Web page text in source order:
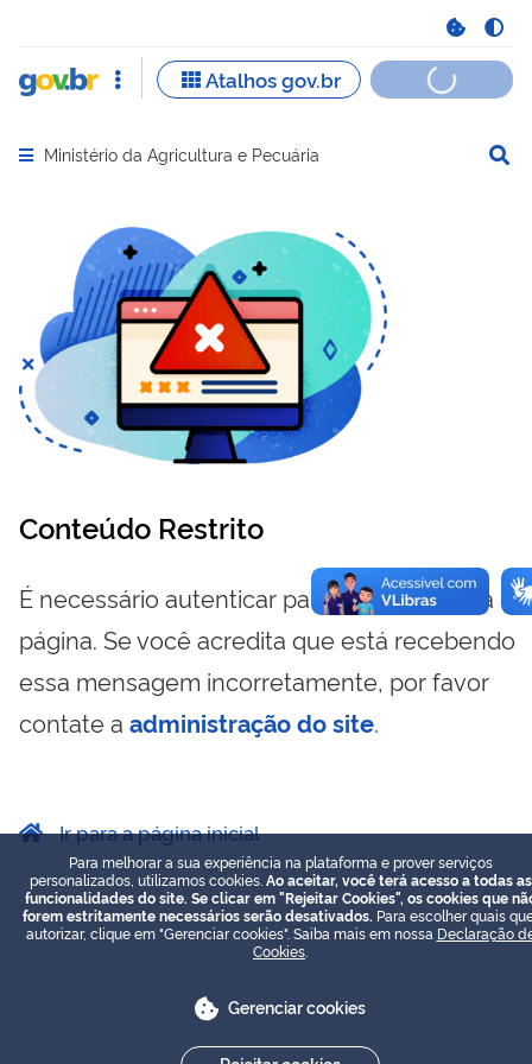
Abrir menu principal de navegação
Ministério da Agricultura e Pecuária
Conteúdo Restrito
É necessário autenticar para visualizar essa
página. Se você acredita que está recebendo
essa mensagem incorretamente, por favor
contate a administração do site.
Ir para a página inicial
Para melhorar a sua experiência na plataforma e prover serviços
personalizados, utilizamos cookies. Ao aceitar, você terá acesso a todas as
funcionalidades do site. Se clicar em "Rejeitar Cookies", os cookies que
forem estritamente necessários serão desativados. Para escolher quais
autorizar, clique em "Gerenciar cookies". Saiba mais em nossa Declaração
Cookies
Gerenciar cookies